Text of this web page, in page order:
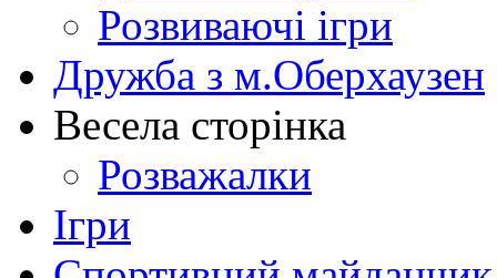
Розвиваючі ігри
Дружба з м.Оберхаузен
Весела сторінка
Розважалки
Ігри